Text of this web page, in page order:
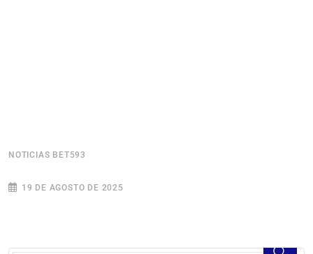
NOTICIAS BET593
19 DE AGOSTO DE 2025